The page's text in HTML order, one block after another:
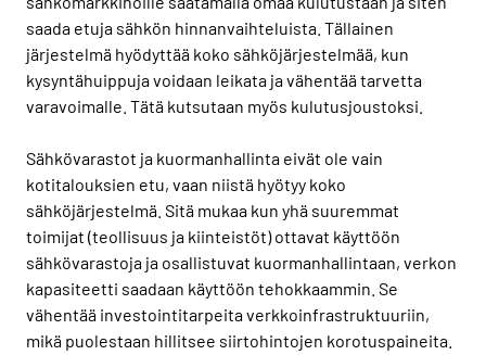
saada etuja sähkön hinnanvaihteluista. Tällainen
järjestelmä hyödyttää koko sähköjärjestelmää, kun
kysyntähuippuja voidaan leikata ja vähentää tarvetta
varavoimalle. Tätä kutsutaan myös kulutusjoustoksi.
Sähkövarastot ja kuormanhallinta eivät ole vain
kotitalouksien etu, vaan niistä hyötyy koko
sähköjärjestelmä. Sitä mukaa kun yhä suuremmat
toimijat (teollisuus ja kiinteistöt) ottavat käyttöön
sähkövarastoja ja osallistuvat kuormanhallintaan, verkon
kapasiteetti saadaan käyttöön tehokkaammin. Se
vähentää investointitarpeita verkkoinfrastruktuuriin,
mikä puolestaan hillitsee siirtohintojen korotuspaineita.